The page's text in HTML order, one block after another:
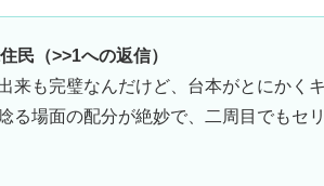
民（>>1への返信）
来も完璧なんだけど、台本がとにかく
る場面の配分が絶妙で、二周目でもセ